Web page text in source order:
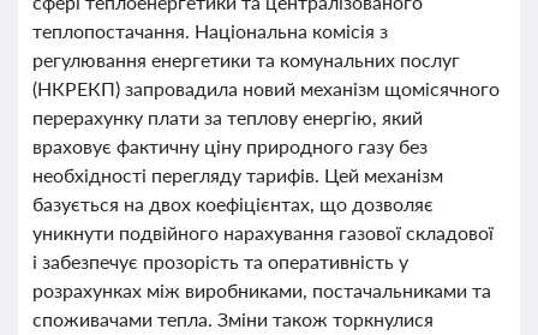
теплопостачання. Національна комісія з
регулювання енергетики та комунальних послуг
(НКРЕКП) запровадила новий механізм щомісячного
перерахунку плати за теплову енергію, який
враховує фактичну ціну природного газу без
необхідності перегляду тарифів. Цей механізм
базується на двох коефіцієнтах, що дозволяє
уникнути подвійного нарахування газової складової
і забезпечує прозорість та оперативність у
розрахунках між виробниками, постачальниками та
споживачами тепла. Зміни також торкнулися